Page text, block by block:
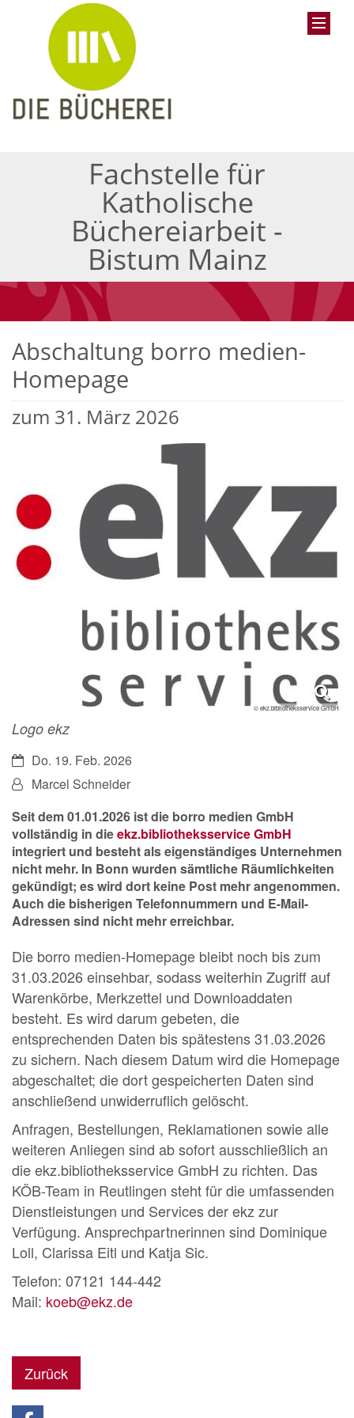
Fachstelle für
Katholische
Büchereiarbeit -
Bistum Mainz
Abschaltung borro medien-
Homepage
zum 31. März 2026
© ekz.bibliotheksservice GmbH
Logo ekz
Datum:Do. 19. Feb. 2026
Von:Marcel Schneider
Seit dem 01.01.2026 ist die borro medien GmbH
vollständig in dieekz.bibliotheksservice GmbH
integriert und besteht als eigenständiges Unternehmen
nicht mehr. In Bonn wurden sämtliche Räumlichkeiten
gekündigt; es wird dort keine Post mehr angenommen.
Auch die bisherigen Telefonnummern und E-Mail-
Adressen sind nicht mehr erreichbar.
Die borro medien-Homepage bleibt noch bis zum
31.03.2026 einsehbar, sodass weiterhin Zugriff auf
Warenkörbe, Merkzettel und Downloaddaten
besteht. Es wird darum gebeten, die
entsprechenden Daten bis spätestens 31.03.2026
zu sichern. Nach diesem Datum wird die Homepage
abgeschaltet; die dort gespeicherten Daten sind
anschließend unwiderruflich gelöscht.
Anfragen, Bestellungen, Reklamationen sowie alle
weiteren Anliegen sind ab sofort ausschließlich an
dieekz.bibliotheksservice GmbH zu richten. Das
KÖB-Team in Reutlingen steht für die umfassenden
Dienstleistungen und Services der ekz zur
Verfügung. Ansprechpartnerinnen sind Dominique
Loll, Clarissa Eitl und Katja Sic.
Telefon: 07121 144-442
Mail: koeb@ekz.de
Zurück